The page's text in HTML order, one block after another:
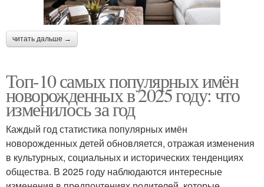
читать дальше →
Топ-10 самых популярных имён
новорожденных в 2025 году: что
изменилось за год
Каждый год статистика популярных имён
новорожденных детей обновляется, отражая изменения
в культурных, социальных и исторических тенденциях
общества. В 2025 году наблюдаются интересные